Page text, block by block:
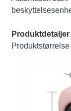
Produktdetaljer
Produktstørrelse